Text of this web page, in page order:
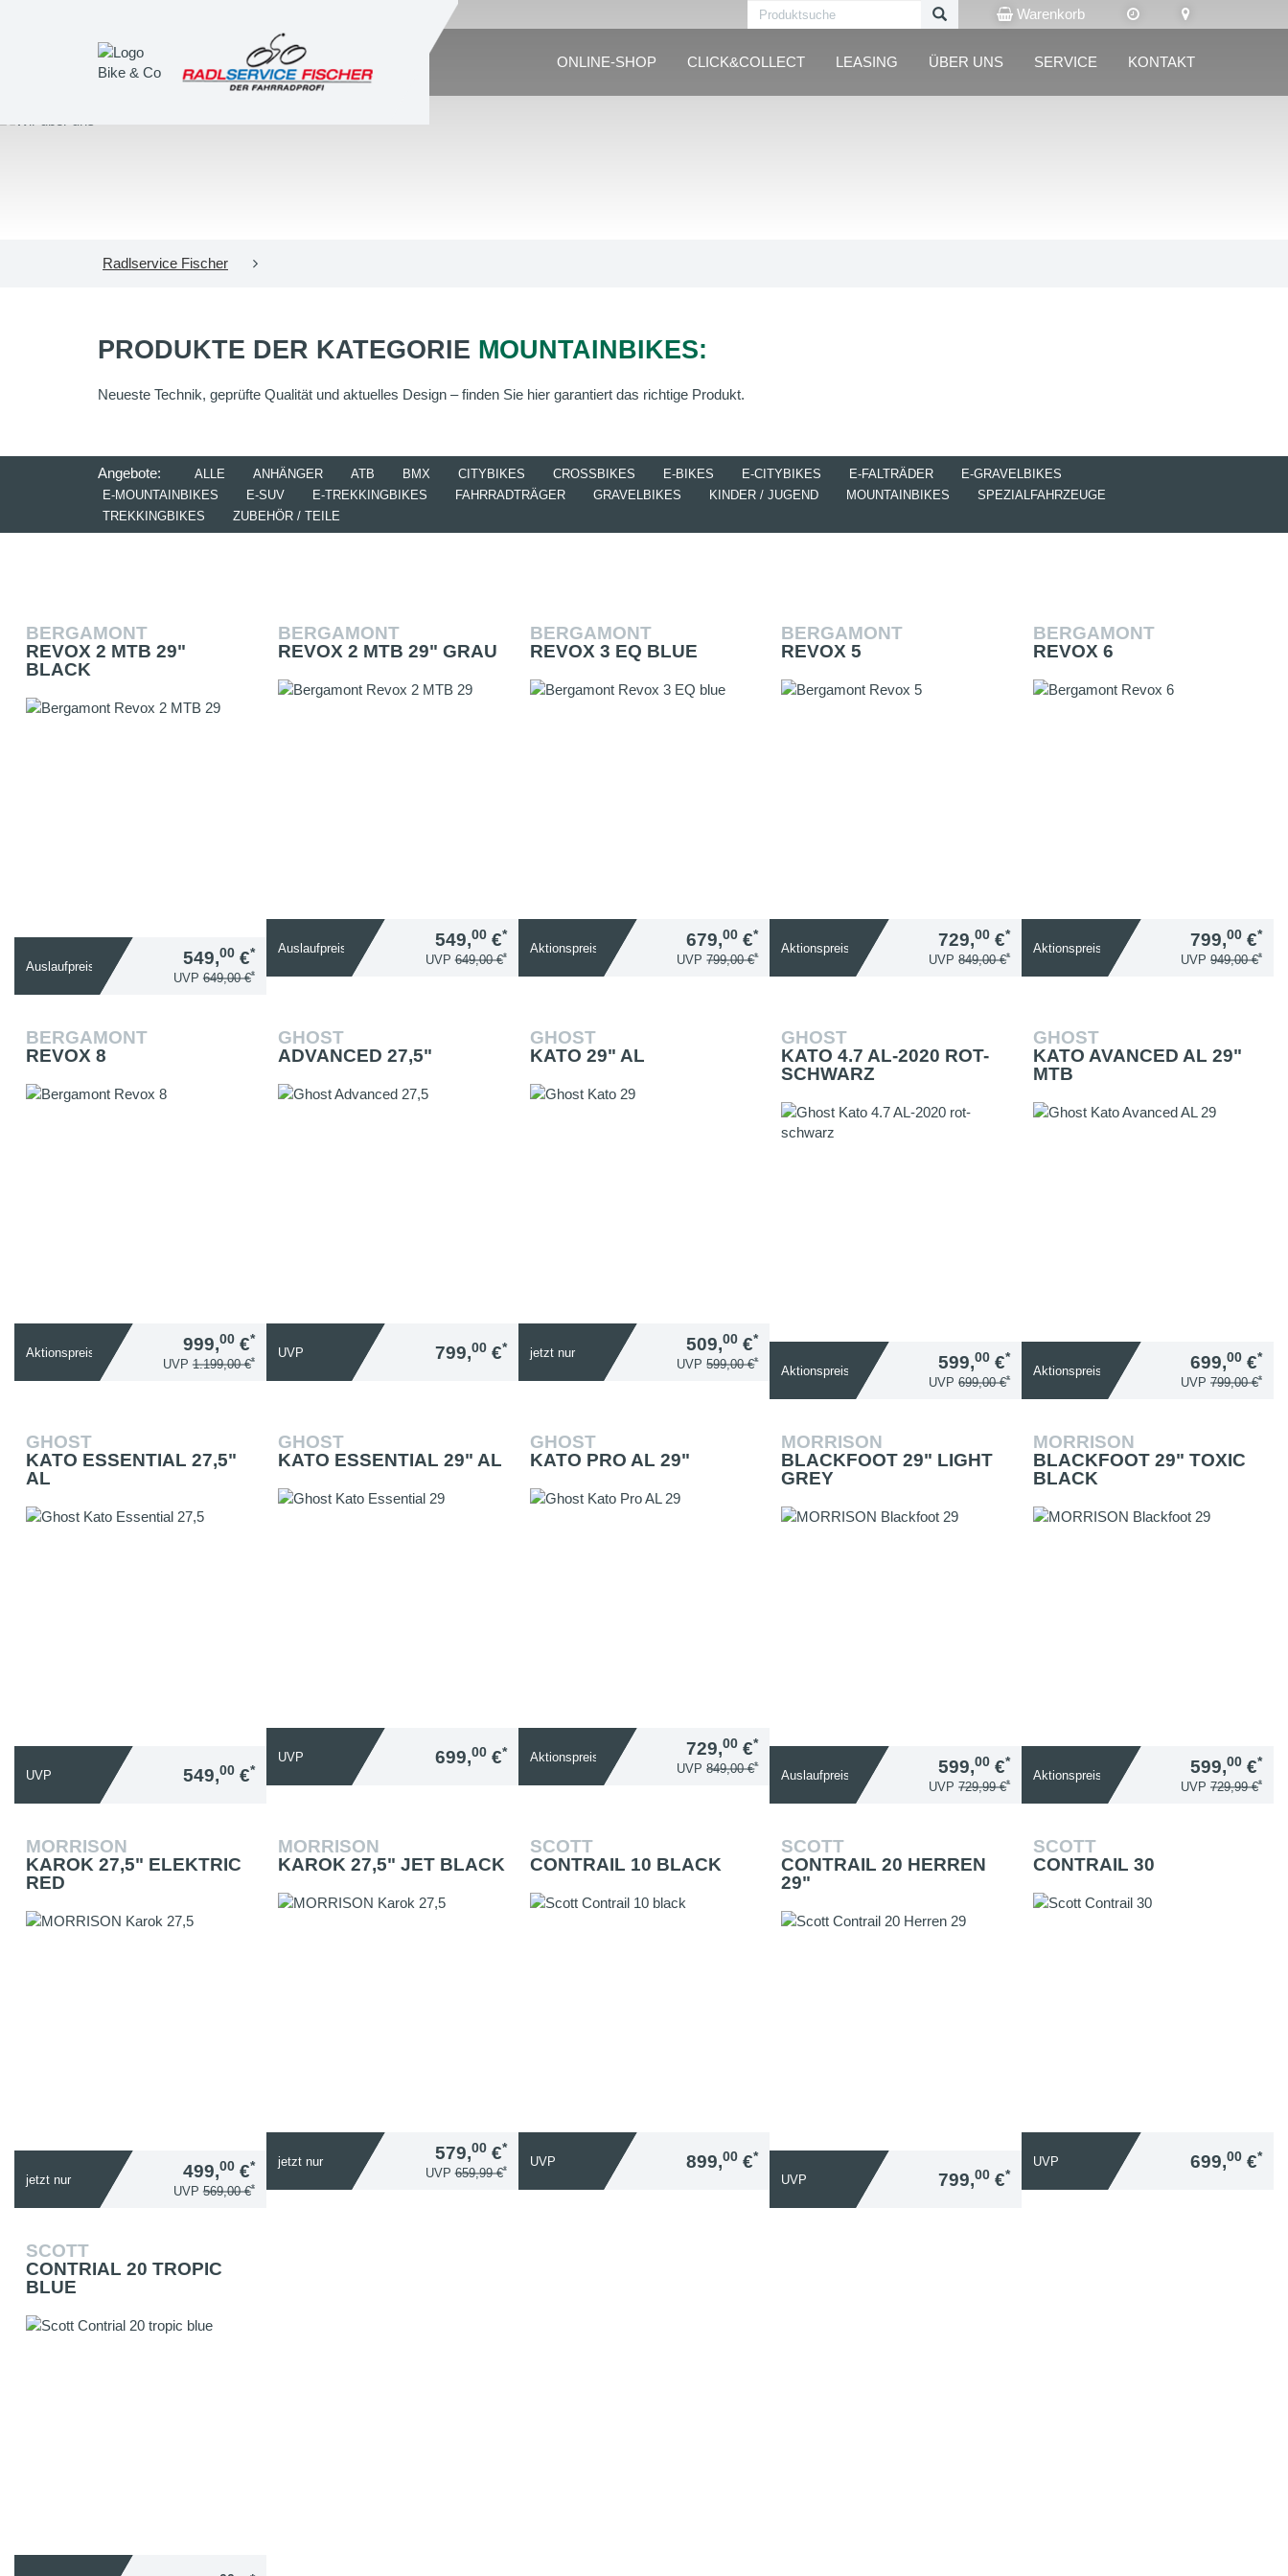
Warenkorb
ONLINE-SHOP CLICK&COLLECT LEASING ÜBER UNS SERVICE KONTAKT
Radlservice Fischer
PRODUKTE DER KATEGORIE MOUNTAINBIKES:
Neueste Technik, geprüfte Qualität und aktuelles Design – finden Sie hier garantiert das richtige Produkt.
Angebote: ALLE ANHÄNGER ATB BMX CITYBIKES CROSSBIKES E-BIKES E-CITYBIKES E-FALTRÄDER
E-GRAVELBIKES
E-MOUNTAINBIKES
E-SUV E-TREKKINGBIKES FAHRRADTRÄGER GRAVELBIKES KINDER / JUGEND MOUNTAINBIKES
SPEZIALFAHRZEUGE
TREKKINGBIKES
ZUBEHÖR / TEILE
BERGAMONT
REVOX 2 MTB 29"
BLACK
Auslaufpreis 549,00€*
UVP 649,00 €*
BERGAMONT
REVOX 2 MTB 29" GRAU
Auslaufpreis 549,00€*
UVP649,00 €*
BERGAMONT
REVOX 3 EQ BLUE
Aktionspreis 679,00 €*
UVP799,00 €*
BERGAMONT
REVOX 5
Aktionspreis 729,00 €*
UVP849,00 €*
BERGAMONT
REVOX 6
Aktionspreis 799,00€*
UVP 949,00 €*
BERGAMONT
REVOX 8
Aktionspreis 999,00€*
UVP 1.199,00 €*
GHOST
ADVANCED 27,5"
UVP 799,00€*
GHOST
KATO 29" AL
jetzt nur 509,00 €*
UVP599,00 €*
GHOST
KATO 4.7 AL-2020 ROT-
SCHWARZ
Aktionspreis 599,00 €*
UVP699,00 €*
GHOST
KATO AVANCED AL 29"
MTB
Aktionspreis 699,00€*
UVP 799,00 €*
GHOST
KATO ESSENTIAL 27,5"
AL
UVP 549,00€*
GHOST
KATO ESSENTIAL 29" AL
UVP 699,00€*
GHOST
KATO PRO AL 29"
Aktionspreis 729,00 €*
UVP849,00 €*
MORRISON
BLACKFOOT 29" LIGHT
GREY
Auslaufpreis 599,00 €*
UVP729,99 €*
MORRISON
BLACKFOOT 29" TOXIC
BLACK
Aktionspreis 599,00€*
UVP 729,99 €*
MORRISON
KAROK 27,5" ELEKTRIC
RED
jetzt nur 499,00€*
UVP 569,00 €*
MORRISON
KAROK 27,5" JET BLACK
jetzt nur 579,00€*
UVP659,99 €*
SCOTT
CONTRAIL 10 BLACK
UVP 899,00 €*
SCOTT
CONTRAIL 20 HERREN
29"
UVP 799,00 €*
SCOTT
CONTRAIL 30
UVP 699,00€*
SCOTT
CONTRIAL 20 TROPIC
BLUE